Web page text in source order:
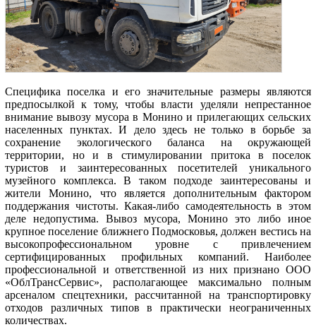
Специфика поселка и его значительные размеры являются
предпосылкой к тому, чтобы власти уделяли непрестанное
внимание вывозу мусора в Монино и прилегающих сельских
населенных пунктах. И дело здесь не только в борьбе за
сохранение экологического баланса на окружающей
территории, но и в стимулировании притока в поселок
туристов и заинтересованных посетителей уникального
музейного комплекса. В таком подходе заинтересованы и
жители Монино, что является дополнительным фактором
поддержания чистоты. Какая-либо самодеятельность в этом
деле недопустима. Вывоз мусора, Монино это либо иное
крупное поселение ближнего Подмосковья, должен вестись на
высокопрофессиональном уровне с привлечением
сертифицированных профильных компаний. Наиболее
профессиональной и ответственной из них признано ООО
«ОблТрансСервис», располагающее максимально полным
арсеналом спецтехники, рассчитанной на транспортировку
отходов различных типов в практически неограниченных
количествах.